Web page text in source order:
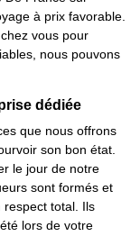
à prix favorable.
vous pour
nous pouvons
dédiée
que nous offrons
son bon état.
le jour de notre
sont formés et
total. Ils
lors de votre